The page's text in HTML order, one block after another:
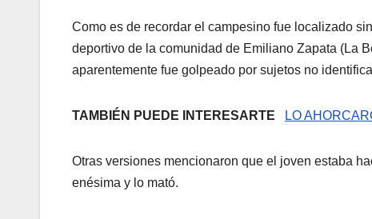
Como es de recordar el campesino fue localizado
deportivo de la comunidad de Emiliano Zapata (La
aparentemente fue golpeado por sujetos no
TAMBIÉN PUEDE INTERESARTE LO
Otras versiones mencionaron que el joven estaba
enésima y lo mató.